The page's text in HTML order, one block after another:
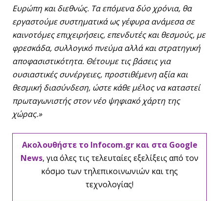
Ευρώπη και διεθνώς. Τα επόμενα δύο χρόνια, θα
εργαστούμε συστηματικά ως γέφυρα ανάμεσα σε
καινοτόμες επιχειρήσεις, επενδυτές και θεσμούς, με
φρεσκάδα, συλλογικό πνεύμα αλλά και στρατηγική
αποφασιστικότητα. Θέτουμε τις βάσεις για
ουσιαστικές συνέργειες, προστιθέμενη αξία και
θεσμική διασύνδεση, ώστε κάθε μέλος να καταστεί
πρωταγωνιστής στον νέο ψηφιακό χάρτη της
χώρας.»
Ακολουθήστε το Infocom.gr και στα Google
News, για όλες τις τελευταίες εξελίξεις από τον
κόσμο των τηλεπικοινωνιών και της
τεχνολογίας!